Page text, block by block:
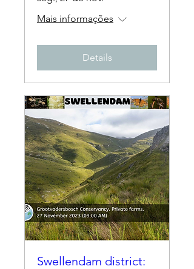
Mais informações
Details
Swellendam district: